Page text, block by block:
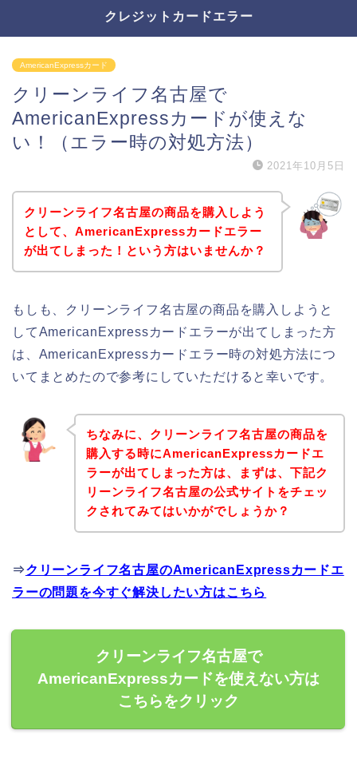
クレジットカードエラー
AmericanExpressカード
クリーンライフ名古屋で
AmericanExpressカードが使えな
い！（エラー時の対処方法）
2021年10月5日
クリーンライフ名古屋の商品を購入しよう
として、AmericanExpressカードエラー
が出てしまった！という方はいませんか？
もしも、クリーンライフ名古屋の商品を購入しようと
してAmericanExpressカードエラーが出てしまった方
は、AmericanExpressカードエラー時の対処方法につ
いてまとめたので参考にしていただけると幸いです。
ちなみに、クリーンライフ名古屋の商品を
購入する時にAmericanExpressカードエ
ラーが出てしまった方は、まずは、下記ク
リーンライフ名古屋の公式サイトをチェッ
クされてみてはいかがでしょうか？
⇒クリーンライフ名古屋のAmericanExpressカードエ
ラーの問題を今すぐ解決したい方はこちら
クリーンライフ名古屋で
AmericanExpressカードを使えない方は
こちらをクリック